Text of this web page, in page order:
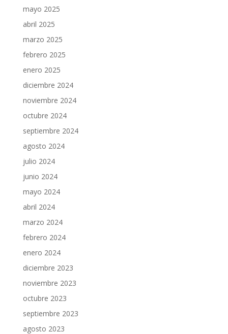
mayo 2025
abril 2025
marzo 2025
febrero 2025
enero 2025
diciembre 2024
noviembre 2024
octubre 2024
septiembre 2024
agosto 2024
julio 2024
junio 2024
mayo 2024
abril 2024
marzo 2024
febrero 2024
enero 2024
diciembre 2023
noviembre 2023
octubre 2023
septiembre 2023
agosto 2023